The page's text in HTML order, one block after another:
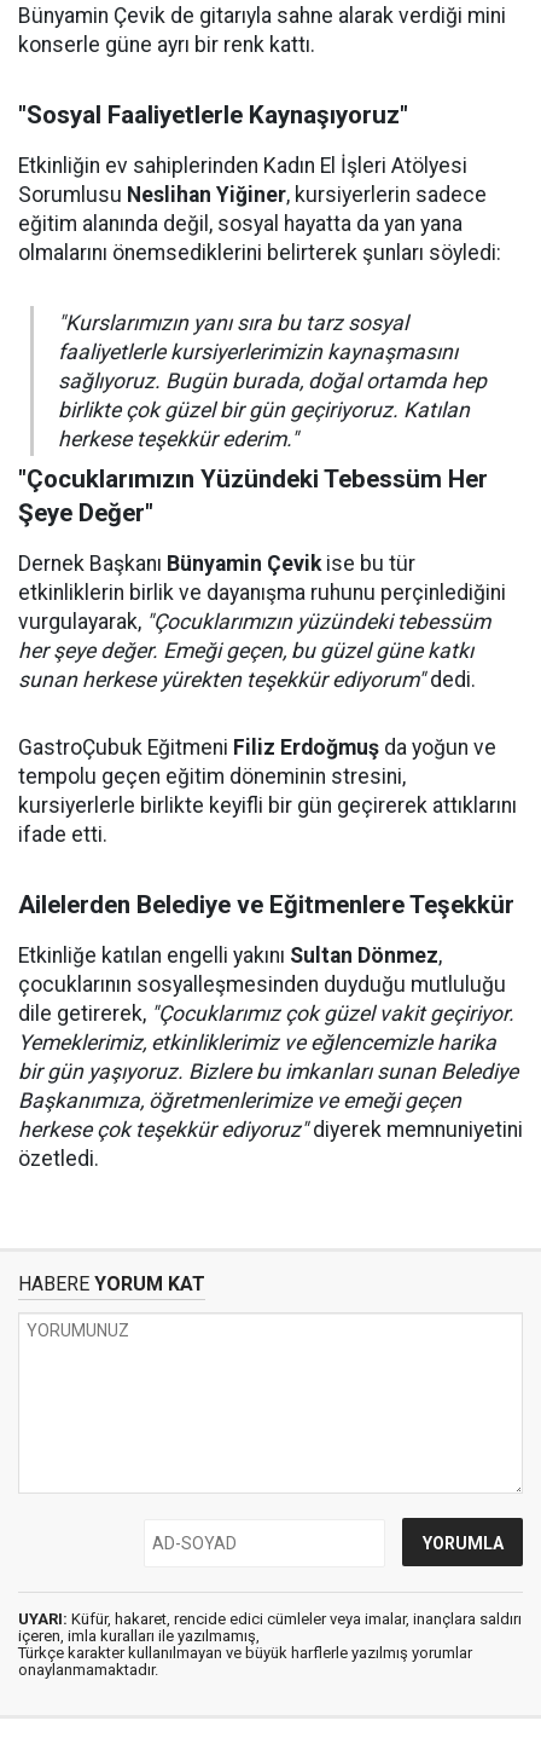
Bünyamin Çevik de gitarıyla sahne alarak verdiği mini
konserle güne ayrı bir renk kattı.
"Sosyal Faaliyetlerle Kaynaşıyoruz"
Etkinliğin ev sahiplerinden Kadın El İşleri Atölyesi
Sorumlusu Neslihan Yiğiner, kursiyerlerin sadece
eğitim alanında değil, sosyal hayatta da yan yana
olmalarını önemsediklerini belirterek şunları söyledi:
"Kurslarımızın yanı sıra bu tarz sosyal
faaliyetlerle kursiyerlerimizin kaynaşmasını
sağlıyoruz. Bugün burada, doğal ortamda hep
birlikte çok güzel bir gün geçiriyoruz. Katılan
herkese teşekkür ederim."
"Çocuklarımızın Yüzündeki Tebessüm Her
Şeye Değer"
Dernek Başkanı Bünyamin Çevikise bu tür
etkinliklerin birlik ve dayanışma ruhunu perçinlediğini
vurgulayarak, "Çocuklarımızın yüzündeki tebessüm
her şeye değer. Emeği geçen, bu güzel güne katkı
sunan herkese yürekten teşekkür ediyorum"dedi.
GastroÇubuk Eğitmeni Filiz Erdoğmuş da yoğun ve
tempolu geçen eğitim döneminin stresini,
kursiyerlerle birlikte keyifli bir gün geçirerek attıklarını
ifade etti.
Ailelerden Belediye ve Eğitmenlere Teşekkür
Etkinliğe katılan engelli yakını Sultan Dönmez,
çocuklarının sosyalleşmesinden duyduğu mutluluğu
dile getirerek, "Çocuklarımız çok güzel vakit geçiriyor.
Yemeklerimiz, etkinliklerimiz ve eğlencemizle harika
bir gün yaşıyoruz. Bizlere bu imkanları sunan Belediye
Başkanımıza, öğretmenlerimize ve emeği geçen
herkese çok teşekkür ediyoruz"diyerek memnuniyetini
özetledi.
HABERE YORUM KAT
UYARI: Küfür, hakaret, rencide edici cümleler veya imalar, inançlara saldırı
içeren, imla kuralları ile yazılmamış,
Türkçe karakter kullanılmayan ve büyük harflerle yazılmış yorumlar
onaylanmamaktadır.